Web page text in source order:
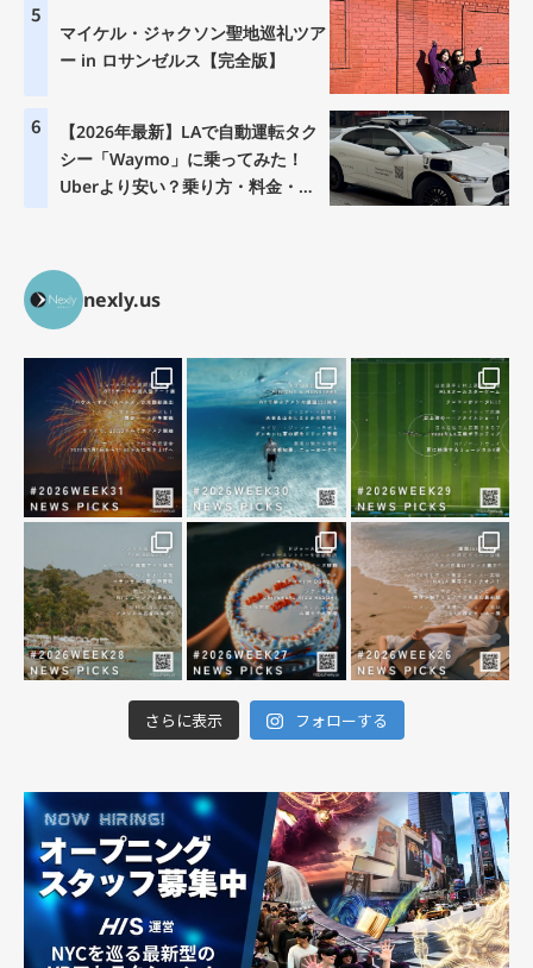
5
マイケル・ジャクソン聖地巡礼ツア
ー in ロサンゼルス【完全版】
6
【2026年最新】LAで自動運転タク
シー「Waymo」に乗ってみた！
Uberより安い？乗り方・料金・注
nexly.us
さらに表示 フォローする